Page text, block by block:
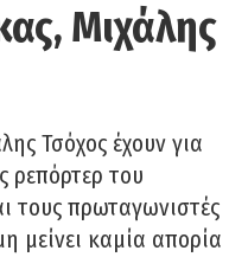
Μιχάλης
Τσόχος έχουν για
ρεπόρτερ του
τους πρωταγωνιστές
μείνει καμία απορία